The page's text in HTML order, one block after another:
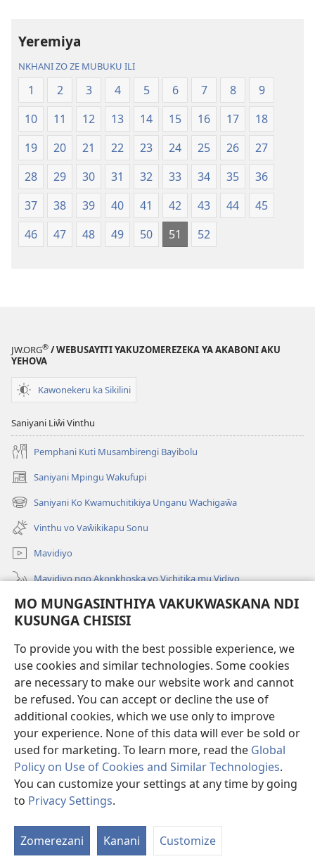
MO MUNGASINTHIYA VAKUKWASKANA NDI
KUSUNGA CHISISI
To provide you with the best possible experience, we
use cookies and similar technologies. Some cookies
are necessary to make our website work and cannot
be refused. You can accept or decline the use of
additional cookies, which we use only to improve
your experience. None of this data will ever be sold or
used for marketing. To learn more, read the Global
Policy on Use of Cookies and Similar Technologies.
You can customize your settings at any time by going
to Privacy Settings.
Zomerezani Kanani Customize
Yeremiya
NKHANI ZO ZE MUBUKU ILI
1 2 3 4 5 6 7 8
9
10
11 12 13 14 15 16 17
18
19
20 21 22 23 24 25 26
27
28
29 30 31 32 33 34 35
36
37
38 39 40 41 42 43 44
45
46
47 48 49 50 51 52
JW.ORG® / WEBUSAYITI YAKUZOMEREZEKA YA AKABONI AKU
YEHOVA
Kawonekeru ka Sikilini
Saniyani Liŵi Vinthu
Pemphani Kuti Musambirengi Bayibolu
Saniyani Mpingu Wakufupi
(Lajula
Peji
Linyaki)
Saniyani Ko Kwamuchitikiya Unganu Wachigaŵa
(Lajula
Peji
Linyaki)
Vinthu vo Vaŵikikapu Sonu
Mavidiyo
Mavidiyo ngo Akonkhoska vo Vichitika mu Vidiyo
Fufuzani
(Lajula
Linyaki)LAYIBULARE YA PA INTANETI
(Lajula
Peji
Linyaki)JW Hub ®
(Lajula
Peji
Linyaki)
Copyright© 2026 Watch Tower Bible and Tract Society of Pennsylvania.
FUNDU ZO MUKHUMBIKA KULONDO
MUNGASINTHIYA VAKUKWASKANA NDI KUSUNGA CHISISI